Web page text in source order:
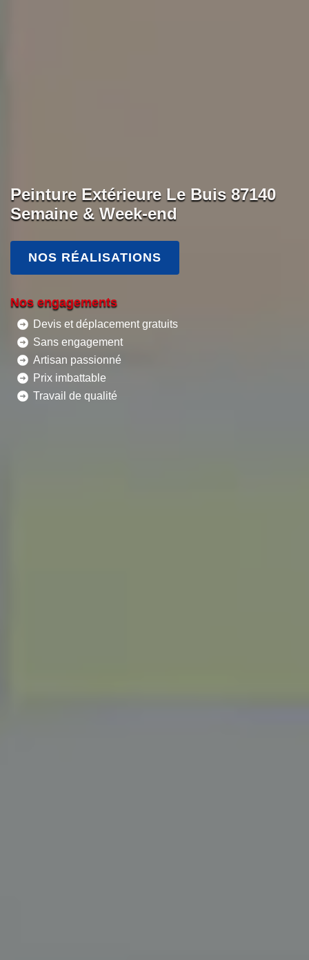
Peinture Extérieure Le Buis 87140
Semaine & Week-end
NOS RÉALISATIONS
Nos engagements
Devis et déplacement gratuits
Sans engagement
Artisan passionné
Prix imbattable
Travail de qualité